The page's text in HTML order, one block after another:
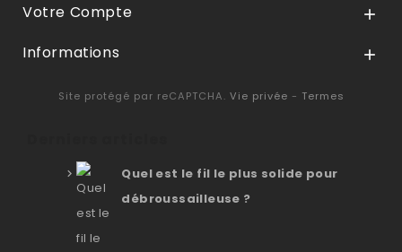
Votre Compte 
Informations 
Site protégé par reCAPTCHA. Vie privée - Termes
Quel est le fil le plus solide pour
débroussailleuse ?